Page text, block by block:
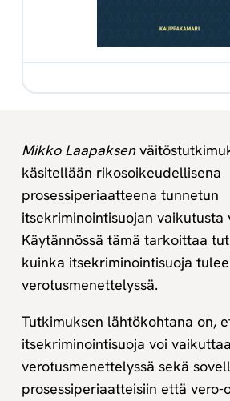
Mikko Laapaksen
käsitellään rikosoikeudellisena
prosessiperiaatteena tunnetun
itsekriminointisuojan vaikutusta
Käytännössä tämä tarkoittaa
kuinka itsekriminointisuoja
verotusmenettelyssä.
Tutkimuksen lähtökohtana on,
itsekriminointisuoja voi vaikuttaa
verotusmenettelyssä sekä
prosessiperiaatteisiin että vero-